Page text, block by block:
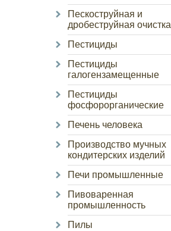
Пескоструйная и
дробеструйная очистка
Пестициды
Пестициды
галогензамещенные
Пестициды
фосфорорганические
Печень человека
Производство мучных
кондитерских изделий
Печи промышленные
Пивоваренная
промышленность
Пилы